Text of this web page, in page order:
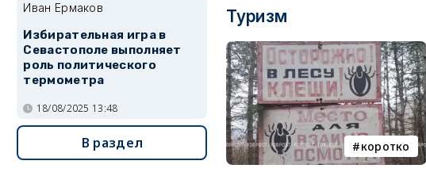
Туризм
коротко
Иван Ермаков
Избирательная игра в
Севастополе выполняет
роль политического
термометра
18/08/2025 13:48
В раздел